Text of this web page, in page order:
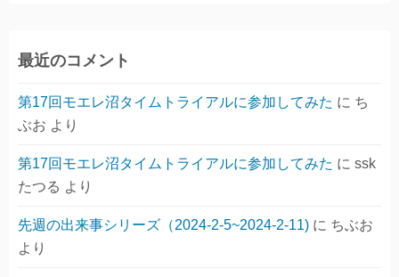
最近のコメント
第17回モエレ沼タイムトライアルに参加してみた に ち
ぶお より
第17回モエレ沼タイムトライアルに参加してみた に ssk
たつる より
先週の出来事シリーズ（2024-2-5~2024-2-11) に ちぶお
より